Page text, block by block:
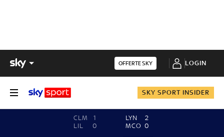
OFFERTE SKY LOGIN
SKY SPORT INSIDER
CLM
1
LIL
0
LYN
2
MCO 0